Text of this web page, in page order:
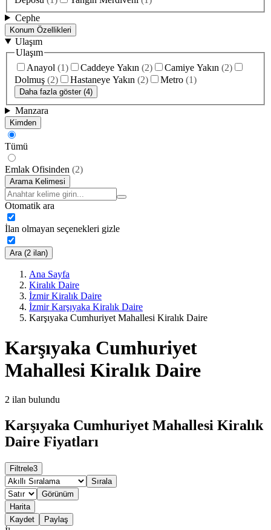
Cephe
Konum Özellikleri
Ulaşım
Ulaşım
Anayol (1) Caddeye Yakın (2) Camiye Yakın (2)
Dolmuş (2) Hastaneye Yakın (2) Metro (1)
Daha fazla göster (4)
Manzara
Kimden
Tümü
Emlak Ofisinden (2)
Arama Kelimesi
Otomatik ara
İlan olmayan seçenekleri gizle
Ara (2 ilan)
Ana Sayfa
Kiralık Daire
İzmir Kiralık Daire
İzmir Karşıyaka Kiralık Daire
Karşıyaka Cumhuriyet Mahallesi Kiralık Daire
Karşıyaka Cumhuriyet
Mahallesi Kiralık Daire
2 ilan bulundu
Karşıyaka Cumhuriyet Mahallesi Kiralık
Daire Fiyatları
Filtrele3
Sırala
Görünüm
Harita
Kaydet
Paylaş